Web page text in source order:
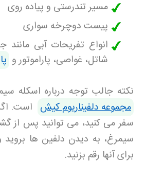
مسیر تندرستی و پیاده روی
پیست دوچرخه سواری
انواع تفریحات آبی
شاتل، غواصی، پاراموتور و
نکته جالب توجه درباره اسکله
مجموعه دلفیناریوم کیش است.
سفر می کنید، می توانید پس از
سیمرغ، به دیدن دلفین ها
برای آنها رقم بزنید.